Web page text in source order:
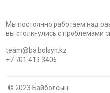
Мы постоянно работаем над
вы столкнулись с проблемами
team@baibolsyn.kz
+7 701 419 3406
© 2023 Байболсын